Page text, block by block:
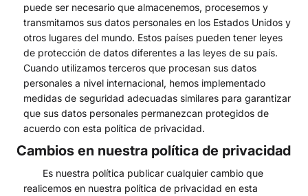
puede ser necesario que almacenemos, procesemos y
transmitamos sus datos personales en los Estados Unidos y
otros lugares del mundo. Estos países pueden tener leyes
de protección de datos diferentes a las leyes de su país.
Cuando utilizamos terceros que procesan sus datos
personales a nivel internacional, hemos implementado
medidas de seguridad adecuadas similares para garantizar
que sus datos personales permanezcan protegidos de
acuerdo con esta política de privacidad.
Cambios en nuestra política de privacidad
Es nuestra política publicar cualquier cambio que
realicemos en nuestra política de privacidad en esta